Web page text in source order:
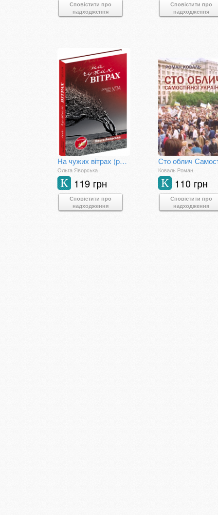
Сповістити про
надходження
Сповістити про
надходження
На чужих вітрах (роман про УПА)
Ольга Яворська
119 грн
К
Сповістити про
надходження
Коваль Роман
110 грн
К
Сповістити про
надходження